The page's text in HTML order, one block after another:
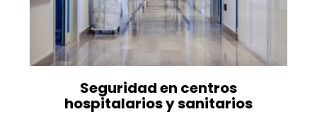
Seguridad en centros
hospitalarios y sanitarios